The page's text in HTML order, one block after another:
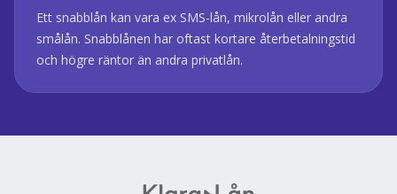
Ett snabblån kan vara ex SMS-lån, mikrolån eller andra
smålån. Snabblånen har oftast kortare återbetalningstid
och högre räntor än andra privatlån.